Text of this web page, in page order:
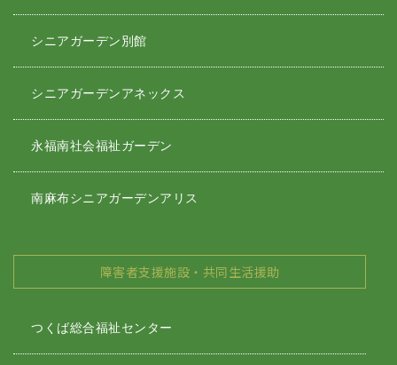
シニアガーデン別館
シニアガーデンアネックス
永福南社会福祉ガーデン
南麻布シニアガーデンアリス
障害者支援施設・共同生活援助
つくば総合福祉センター